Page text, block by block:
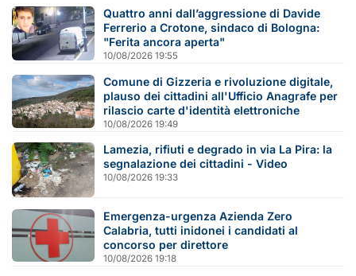
Quattro anni dall’aggressione di Davide
Ferrerio a Crotone, sindaco di Bologna:
"Ferita ancora aperta"
10/08/2026 19:55
Comune di Gizzeria e rivoluzione digitale,
plauso dei cittadini all'Ufficio Anagrafe per
rilascio carte d'identità elettroniche
10/08/2026 19:49
Lamezia, rifiuti e degrado in via La Pira: la
segnalazione dei cittadini - Video
10/08/2026 19:33
Emergenza-urgenza Azienda Zero
Calabria, tutti inidonei i candidati al
concorso per direttore
10/08/2026 19:18